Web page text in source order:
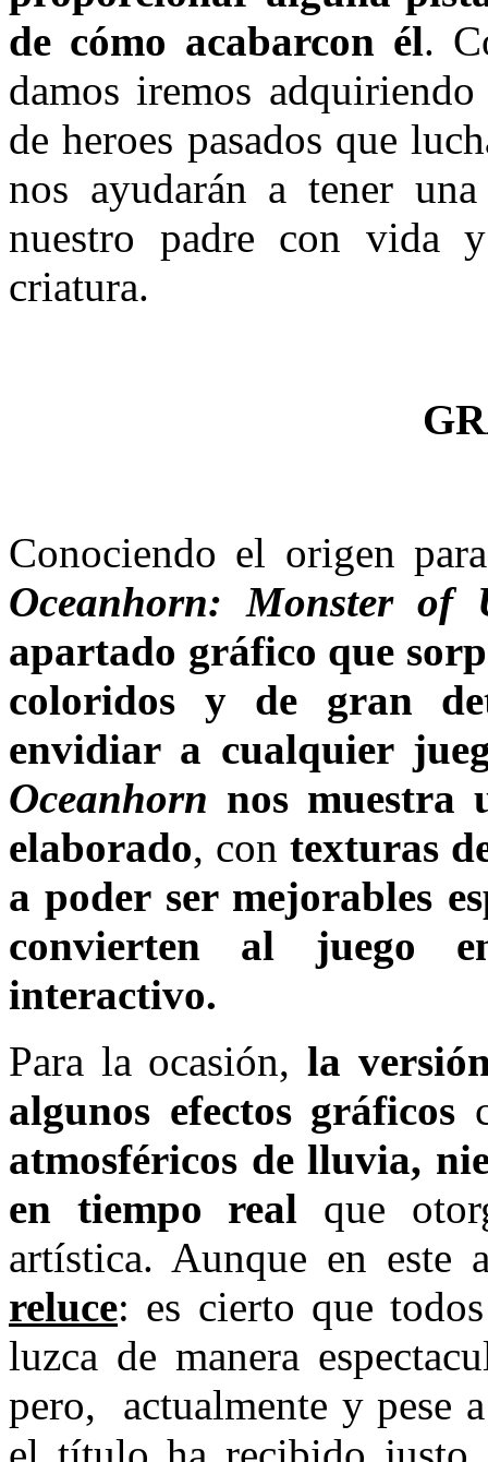
de cómo acabarcon él.
damos iremos
de heroes pasados que
nos ayudarán a tener
nuestro padre con vida
criatura.
Conociendo el origen
Oceanhorn: Monster of
apartado gráfico que
coloridos y de gran
envidiar a cualquier
Oceanhorn nos muestra
elaborado, con texturas
a poder ser mejorables
convierten al juego
interactivo.
Para la ocasión,la
algunos efectos gráficos
atmosféricos de lluvia,
en tiempo real que
artística. Aunque en este
reluce: es cierto que
luzca de manera
pero, actualmente y pese